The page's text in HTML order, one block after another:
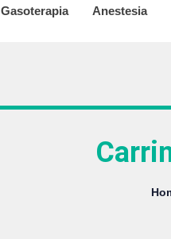
Gasoterapia Anestesia